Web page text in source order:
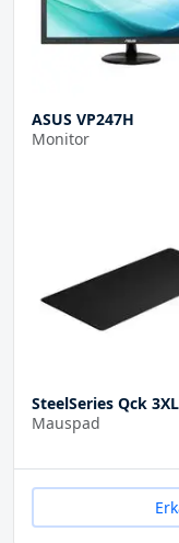
ASUS VP247H
Monitor
SteelSeries Qck 3XL
Mauspad